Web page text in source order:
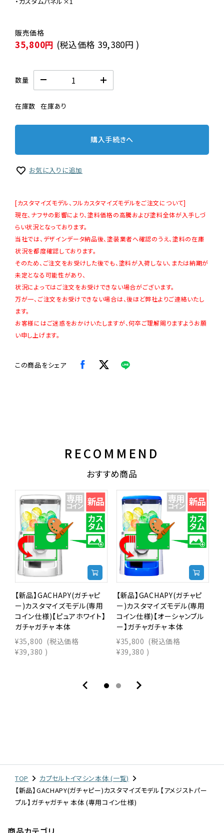
35,800円 (税込価格 39,380円 )
数量
在庫数 在庫あり
購入手続きへ
お気に入りに追加
[カスタマイズモデル、フルカスタマイズモデルをご注文について]
現在、ナフサの影響により、塗料価格の高騰および塗料全体が入手しづ
らい状況となっております。
当社では、デザインデータ納品後、塗装業者へ確認のうえ、塗料の在庫
状況を都度確認しております。
そのため、ご注文をお受けした後でも、塗料が入荷しない、または納期が
未定となる可能性があり、
状況によってはご注文をお受けできない場合がございます。
万が一、ご注文をお受けできない場合は、後ほど弊社よりご連絡いたし
ます。
お客様にはご迷惑をおかけいたしますが、何卒ご理解賜りますようお願
い申し上げます。
この商品をシェア
RECOMMEND
おすすめ商品
【新品】GACHAPY(ガチャピ
ー)カスタマイズモデル(専用
コイン仕様)【ピュアホワイト】
ガチャガチャ 本体
¥35,800 (税込価格
¥39,380 )
【新品】GACHAPY(ガチャピ
ー)カスタマイズモデル(専用
コイン仕様)【オーシャンブル
ー】ガチャガチャ 本体
¥35,800 (税込価格
¥39,380 )
TOP
カプセルトイマシン本体 (一覧)
【新品】GACHAPY(ガチャピー)カスタマイズモデル【アメジストパー
プル】ガチャガチャ 本体 (専用コイン仕様)